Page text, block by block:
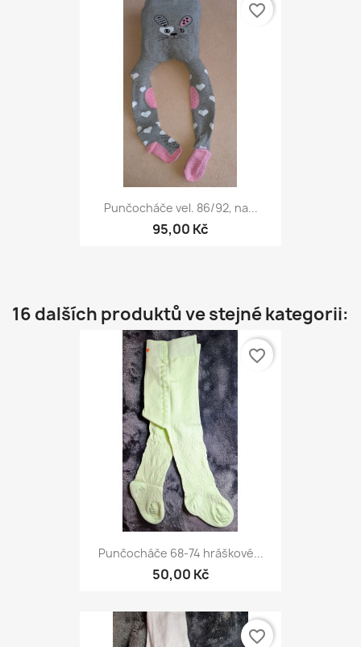
Punčocháče vel. 86/92, na...
95,00 Kč
favorite_border
16 dalších produktů ve stejné kategorii:
Punčocháče 68-74 hráškové...
50,00 Kč
favorite_border
favorite_border